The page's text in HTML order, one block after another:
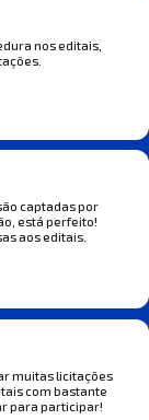
nos editais,
captadas por
está perfeito!
aos editais.
muitas licitações
com bastante
para participar!